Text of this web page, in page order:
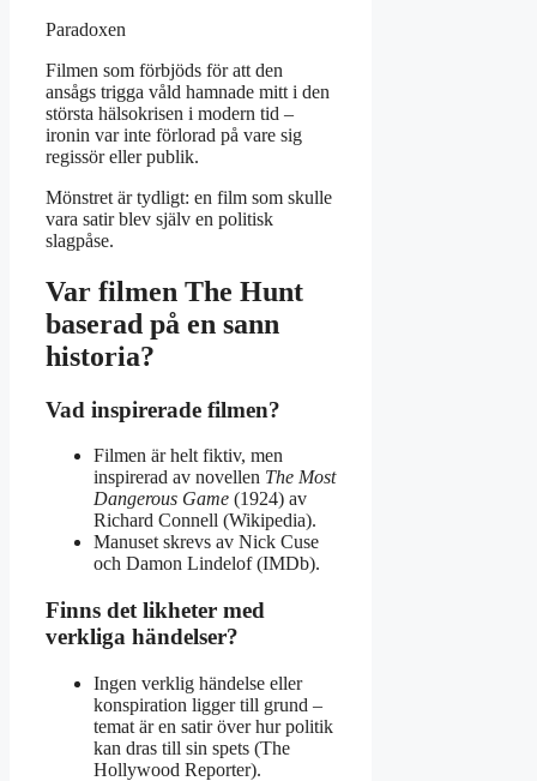
Paradoxen
Filmen som förbjöds för att den
ansågs trigga våld hamnade mitt i den
största hälsokrisen i modern tid –
ironin var inte förlorad på vare sig
regissör eller publik.
Mönstret är tydligt: en film som skulle
vara satir blev själv en politisk
slagpåse.
Var filmen The Hunt
baserad på en sann
historia?
Vad inspirerade filmen?
Filmen är helt fiktiv, men
inspirerad av novellen The Most
Dangerous Game (1924) av
Richard Connell (Wikipedia).
Manuset skrevs av Nick Cuse
och Damon Lindelof (IMDb).
Finns det likheter med
verkliga händelser?
Ingen verklig händelse eller
konspiration ligger till grund –
temat är en satir över hur politik
kan dras till sin spets (The
Hollywood Reporter).